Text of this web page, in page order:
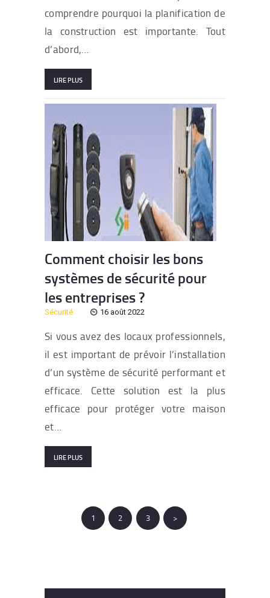
comprendre pourquoi la planification de
la construction est importante. Tout
d’abord,…
LIRE PLUS
Comment choisir les bons
systèmes de sécurité pour
les entreprises ?
Sécurité 16 août 2022
Si vous avez des locaux professionnels,
il est important de prévoir l’installation
d’un système de sécurité performant et
efficace. Cette solution est la plus
efficace pour protéger votre maison
et…
LIRE PLUS
Pagination
PAGE
1 PAGE
2 PAGE
3 >